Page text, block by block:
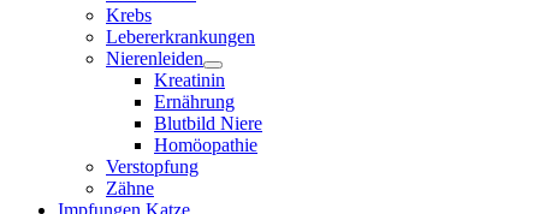
Krebs
Lebererkrankungen
Nierenleiden
Kreatinin
Ernährung
Blutbild Niere
Homöopathie
Verstopfung
Zähne
Impfungen Katze